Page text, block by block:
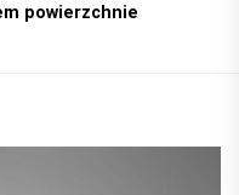
powierzchnie